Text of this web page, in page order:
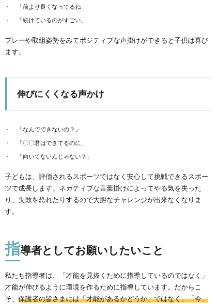
「前より良くなってるね」
「続けているのがすごい」
プレーや取組姿勢をみてポジティブな声掛けができると子供は喜び
ます。
伸びにくくなる声かけ
「なんでできないの？」
「〇〇君はできてるのに」
「向いてないんじゃない？」
子どもは、評価されるスポーツではなく安心して挑戦できるスポー
ツで成長します。ネガティブな言葉掛けによってやる気を失った
り、失敗を恐れたりするので大胆なチャレンジが出来なくなりま
す。
指導者としてお願いしたいこと
私たち指導者は、「才能を見抜くために指導しているのではなく」
才能が伸びるように環境を作るために指導しています。だからこ
そ、 保護者の皆さまには「才能があるかどうか」ではなく、「今、